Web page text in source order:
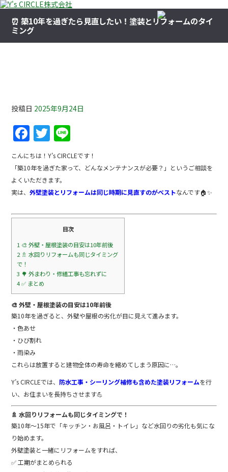
⏰ 築10年を過ぎたら見直したい！塗装とリフォームのタイ
ミング
投稿日 2025年9月24日
F
a
c
e
b
o
k
T
w
itt
er
n
e
こんにちは！Y’s CIRCLEです！
「築10年を過ぎた家って、どんなメンテナンスが必要？」というご相談を
よくいただきます。
実は、外壁塗装とリフォームは同じ時期に見直すのがベストなんです🏠✨
目次
1 🎨 外壁・屋根塗装の目安は10年前後
2🚿 水回りリフォームも同じタイミング
で！
3 🌳 外まわり・修繕工事も忘れずに
4✅ まとめ
🎨 外壁・屋根塗装の目安は10年前後
築10年を過ぎると、外壁や屋根の劣化が目に見えて進みます。
・色あせ
・ひび割れ
・雨染み
これらは放置すると建物全体の寿命を縮めてしまう原因に…。
Y’s CIRCLEでは、防水工事・シーリング補修も含めた塗装リフォームを行
い、お住まいを長持ちさせます💪
🚿 水回りリフォームも同じタイミングで！
築10年〜15年で「キッチン・お風呂・トイレ」など水回りの劣化も気にな
り始めます。
外壁塗装と一緒にリフォームをすれば、
✅ 工期がまとめられる